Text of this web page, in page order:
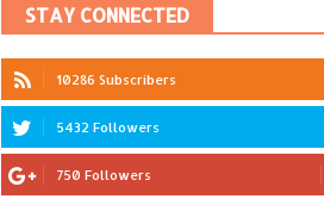
STAY CONNECTED
10286 Subscribers
5432 Followers
750 Followers